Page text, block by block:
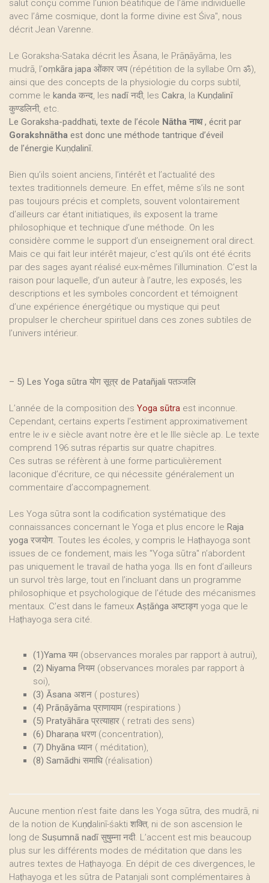
salut conçu comme l’union béatifique de l’âme individuelle
avec l’âme cosmique, dont la forme divine est Śiva", nous
décrit Jean Varenne.
Le Goraksha-Sataka décrit les Āsana, le Prāṇāyāma, les
mudrā, l’oṃkāra japa ओंकार जप(répétition de la syllabe Om ॐ),
ainsi que des concepts de la physiologie du corps subtil,
comme le kanda कन्द, les nadī नदी, les Cakra, la Kuṇḍalinī
कुण्डलिनी, etc.
Le Goraksha-paddhati, texte de l’école Nātha नाथ, écrit par
Gorakshnātha est donc une méthode tantrique d’éveil
de l’énergie Kuṇḍalinī.
Bien qu’ils soient anciens, l’intérêt et l’actualité des
textes traditionnels demeure. En effet, même s’ils ne sont
pas toujours précis et complets, souvent volontairement
d’ailleurs car étant initiatiques, ils exposent la trame
philosophique et technique d’une méthode. On les
considère comme le support d’un enseignement oral direct.
Mais ce qui fait leur intérêt majeur, c’est qu’ils ont été écrits
par des sages ayant réalisé eux-mêmes l’illumination. C’est la
raison pour laquelle, d’un auteur à l’autre, les exposés, les
descriptions et les symboles concordent et témoignent
d’une expérience énergétique ou mystique qui peut
propulser le chercheur spirituel dans ces zones subtiles de
l’univers intérieur.
– 5) Les Yoga sūtra योग सूत्र de Patañjali पतञ्जलि
L’année de la composition des Yoga sūtra est inconnue.
Cependant, certains experts l’estiment approximativement
entre le iv e siècle avant notre ère et le IIIe siècle ap. Le texte
comprend 196 sutras répartis sur quatre chapitres.
Ces sutras se réfèrent à une forme particulièrement
laconique d’écriture, ce qui nécessite généralement un
commentaire d’accompagnement.
Les Yoga sūtra sont la codification systématique des
connaissances concernant le Yoga et plus encore le Raja
yoga रजयोग. Toutes les écoles, y compris le Haṭhayoga sont
issues de ce fondement, mais les "Yoga sūtra" n’abordent
pas uniquement le travail de hatha yoga. Ils en font d’ailleurs
un survol très large, tout en l’incluant dans un programme
philosophique et psychologique de l’étude des mécanismes
mentaux. C’est dans le fameux Aṣṭāṅga अष्टाङ्ग yoga que le
Haṭhayoga sera cité.
(1)Yama यम (observances morales par rapport à autrui),
(2) Niyama नियम (observances morales par rapport à
soi),
(3) Āsana अशन ( postures)
(4) Prāṇāyāma प्राणायाम (respirations )
(5) Pratyāhāra प्रत्याहार ( retrati des sens)
(6) Dharaṇa धरण(concentration),
(7) Dhyāna ध्यान ( méditation),
(8) Samādhi समाधि (réalisation)
Aucune mention n’est faite dans les Yoga sūtra, des mudrā, ni
de la notion de Kuṇḍalinī-śakti शक्ति, ni de son ascension le
long de Suṣumnā nadī सुषुम्ना नदी. L’accent est mis beaucoup
plus sur les différents modes de méditation que dans les
autres textes de Haṭhayoga. En dépit de ces divergences, le
Haṭhayoga et les sūtra de Patanjali sont complémentaires à